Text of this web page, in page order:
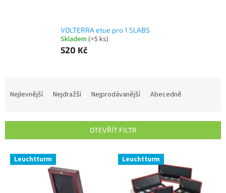
VOLTERRA etue pro 1 SLABS
Skladem (>5 ks)
520 Kč
í
Nejlevnější Nejdražší Nejprodávanější Abecedně
OTEVŘÍT FILTR
V Leuchtturm Leuchtturm